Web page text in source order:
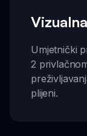
Umjetnički
2
plijeni.